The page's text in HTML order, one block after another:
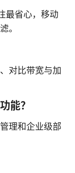
最省心，移动
。
对比带宽与加
能？
理和企业级部